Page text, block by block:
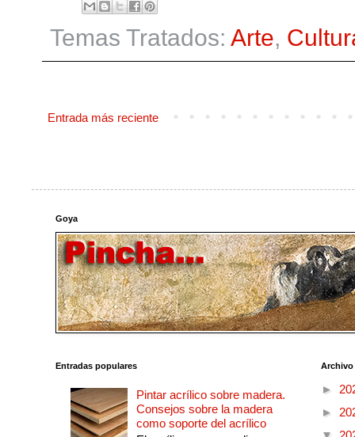
Temas Tratados: Arte,
Entrada más reciente
Goya
Entradas populares
Pintar acrílico sobre madera.
Consejos sobre la madera
como soporte del acrílico
►
►